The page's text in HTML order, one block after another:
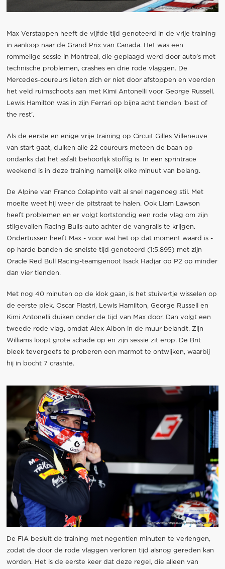
Max Verstappen heeft de vijfde tijd genoteerd in de vrije training
in aanloop naar de Grand Prix van Canada. Het was een
rommelige sessie in Montreal, die geplaagd werd door auto’s met
technische problemen, crashes en drie rode vlaggen. De
Mercedes-coureurs lieten zich er niet door afstoppen en voerden
het veld ruimschoots aan met Kimi Antonelli voor George Russell.
Lewis Hamilton was in zijn Ferrari op bijna acht tienden ‘best of
the rest’.
Als de eerste en enige vrije training op Circuit Gilles Villeneuve
van start gaat, duiken alle 22 coureurs meteen de baan op
ondanks dat het asfalt behoorlijk stoffig is. In een sprintrace
weekend is in deze training namelijk elke minuut van belang.
De Alpine van Franco Colapinto valt al snel nagenoeg stil. Met
moeite weet hij weer de pitstraat te halen. Ook Liam Lawson
heeft problemen en er volgt kortstondig een rode vlag om zijn
stilgevallen Racing Bulls-auto achter de vangrails te krijgen.
Ondertussen heeft Max - voor wat het op dat moment waard is -
op harde banden de snelste tijd genoteerd (1:5.895) met zijn
Oracle Red Bull Racing-teamgenoot Isack Hadjar op P2 op minder
dan vier tienden.
Met nog 40 minuten op de klok gaan, is het stuivertje wisselen op
de eerste plek. Oscar Piastri, Lewis Hamilton, George Russell en
Kimi Antonelli duiken onder de tijd van Max door. Dan volgt een
tweede rode vlag, omdat Alex Albon in de muur belandt. Zijn
Williams loopt grote schade op en zijn sessie zit erop. De Brit
bleek tevergeefs te proberen een marmot te ontwijken, waarbij
hij in bocht 7 crashte.
De FIA besluit de training met negentien minuten te verlengen,
zodat de door de rode vlaggen verloren tijd alsnog gereden kan
worden. Het is de eerste keer dat deze regel, die alleen van